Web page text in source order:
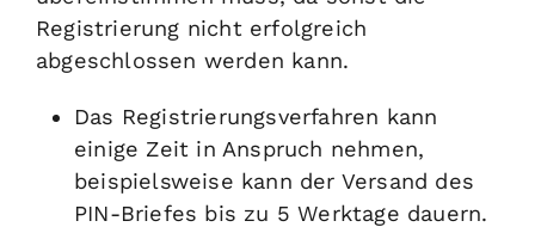
Registrierung nicht erfolgreich
abgeschlossen werden kann.
Das Registrierungsverfahren kann
einige Zeit in Anspruch nehmen,
beispielsweise kann der Versand des
PIN-Briefes bis zu 5 Werktage dauern.